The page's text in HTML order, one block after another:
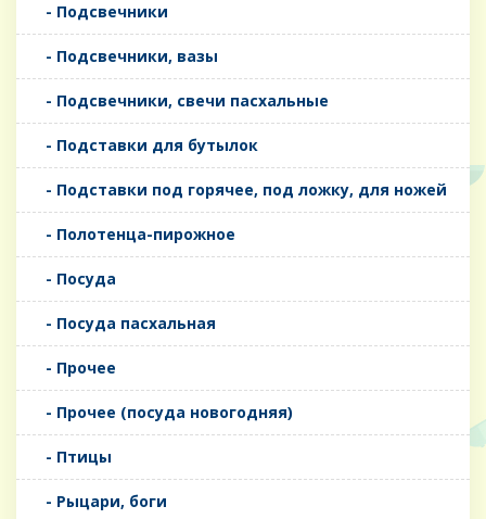
- Подсвечники
- Подсвечники, вазы
- Подсвечники, свечи пасхальные
- Подставки для бутылок
- Подставки под горячее, под ложку, для ножей
- Полотенца-пирожное
- Посуда
- Посуда пасхальная
- Прочее
- Прочее (посуда новогодняя)
- Птицы
- Рыцари, боги